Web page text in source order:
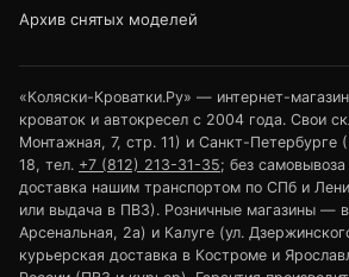
Архив снятых моделей
«Коляски-Кроватки.Ру» — интернет-
кроваток и автокресел с 2004 года. Свои
Монтажная, 7, стр. 11) и Санкт-Петербурге
18, тел. +7 (812) 213-31-35; без
доставка нашим транспортом по СПб и
или выдача в ПВЗ). Розничные магазины — в
Арсенальная, 2а) и Калуге (ул.
курьерская доставка в Костроме и